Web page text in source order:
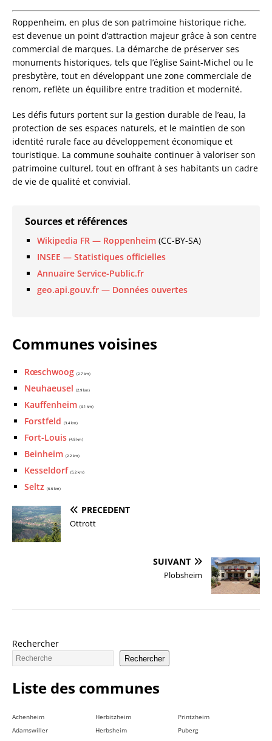
Roppenheim, en plus de son patrimoine historique riche,
est devenue un point d’attraction majeur grâce à son centre
commercial de marques. La démarche de préserver ses
monuments historiques, tels que l’église Saint-Michel ou le
presbytère, tout en développant une zone commerciale de
renom, reflète un équilibre entre tradition et modernité.
Les défis futurs portent sur la gestion durable de l’eau, la
protection de ses espaces naturels, et le maintien de son
identité rurale face au développement économique et
touristique. La commune souhaite continuer à valoriser son
patrimoine culturel, tout en offrant à ses habitants un cadre
de vie de qualité et convivial.
Sources et références
Wikipedia FR — Roppenheim (CC-BY-SA)
INSEE — Statistiques officielles
Annuaire Service-Public.fr
geo.api.gouv.fr — Données ouvertes
Communes voisines
Rœschwoog (2.7 km)
Neuhaeusel (2.9 km)
Kauffenheim (3.1 km)
Forstfeld (3.4 km)
Fort-Louis (4.8 km)
Beinheim (2.2 km)
Kesseldorf (5.2 km)
Seltz (6.6 km)
PRÉCÉDENT
Ottrott
SUIVANT
Plobsheim
Rechercher
Rechercher
Liste des communes
Achenheim
Adamswiller
Herbitzheim
Herbsheim
Printzheim
Puberg